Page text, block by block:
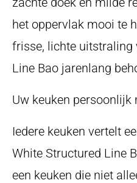
het oppervlak mooi te
frisse, lichte uitstraling
Line Bao jarenlang
Uw keuken persoonlijk
Iedere keuken vertelt
White Structured Line
een keuken die niet